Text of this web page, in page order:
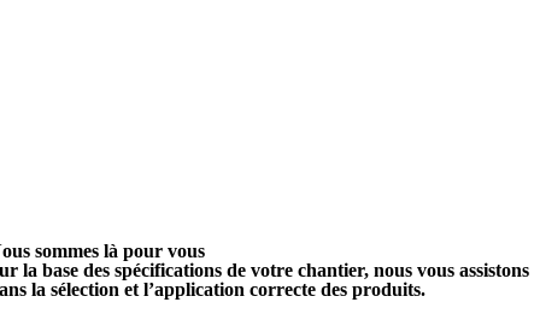
sommes là pour vous
la base des spécifications de votre chantier, nous vous assistons
la sélection et l’application correcte des produits.